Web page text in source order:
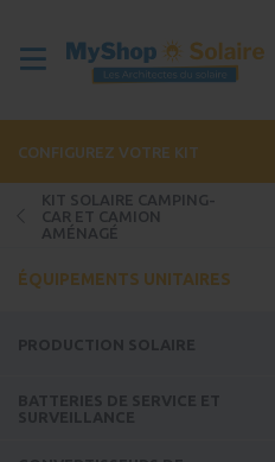
CONFIGUREZ VOTRE KIT
KIT SOLAIRE CAMPING-
CAR ET CAMION
AMÉNAGÉ
ÉQUIPEMENTS UNITAIRES